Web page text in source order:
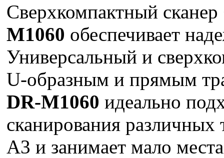
Сверхкомпактный сканер
M1060 обеспечивает
Универсальный и
U-образным и прямым
DR-M1060 идеально
сканирования
А3 и занимает мало